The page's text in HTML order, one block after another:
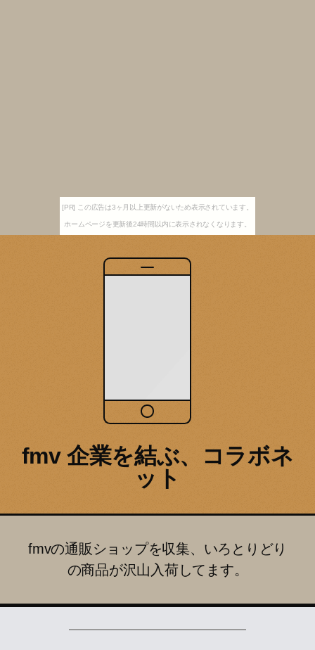
[PR] この広告は3ヶ月以上更新がないため表示されています。
ホームページを更新後24時間以内に表示されなくなります。
fmv 企業を結ぶ、コラボネ
ット
fmvの通販ショップを収集、いろとりどり
の商品が沢山入荷してます。